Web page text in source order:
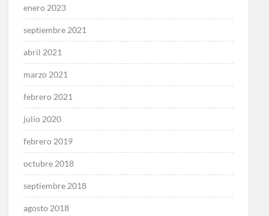
enero 2023
septiembre 2021
abril 2021
marzo 2021
febrero 2021
julio 2020
febrero 2019
octubre 2018
septiembre 2018
agosto 2018